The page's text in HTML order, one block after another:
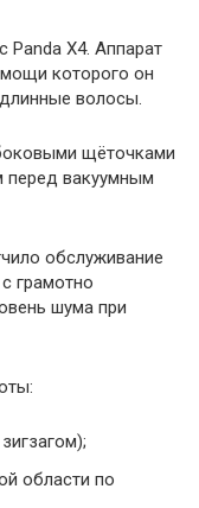
Panda X4. Аппарат
которого он
волосы.
щёточками
вакуумным
обслуживание
грамотно
шума при
области по